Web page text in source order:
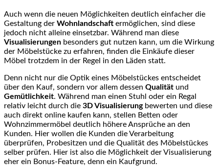
Auch wenn die neuen Möglichkeiten deutlich einfacher die
Gestaltung der Wohnlandschaft ermöglichen, sind diese
jedoch nicht alleine einsetzbar. Während man diese
Visualisierungen besonders gut nutzen kann, um die Wirkung
der Möbelstücke zu erfahren, finden die Einkäufe dieser
Möbel trotzdem in der Regel in den Läden statt.
Denn nicht nur die Optik eines Möbelstückes entscheidet
über den Kauf, sondern vor allem dessen Qualität und
Gemütlichkeit. Während man einen Stuhl oder ein Regal
relativ leicht durch die 3D Visualisierungbewerten und diese
auch direkt online kaufen kann, stellen Betten oder
Wohnzimmermöbel deutlich höhere Ansprüche an den
Kunden. Hier wollen die Kunden die Verarbeitung
überprüfen, Probesitzen und die Qualität des Möbelstückes
selber prüfen. Hier ist also die Möglichkeit der Visualisierung
eher ein Bonus-Feature, denn ein Kaufgrund.